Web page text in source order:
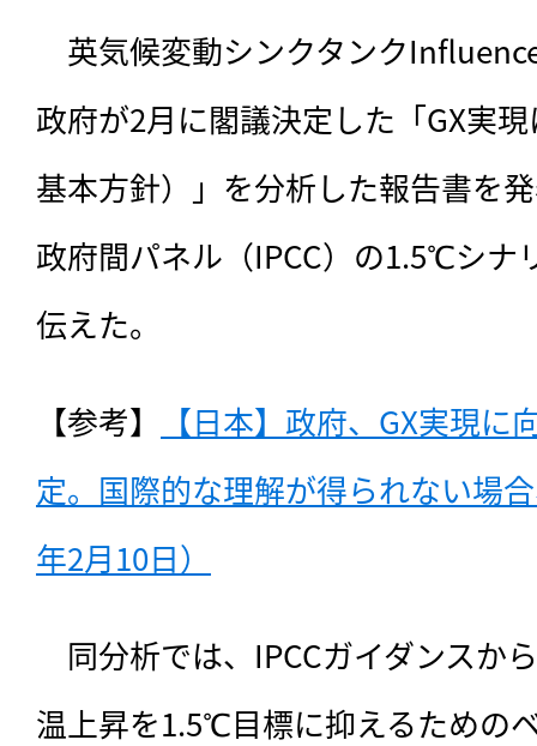
英気候変動シンクタンク
政府が2月に閣議決定した「GX実
基本方針）」を分析した報告書を
政府間パネル（IPCC）の1.5℃シナ
伝えた。
【参考】
【日本】政府、GX実現
定。国際的な理解が得られない場
年2月10日）
同分析では、 IPCCガイダンスか
温上昇を1.5℃目標に抑えるための